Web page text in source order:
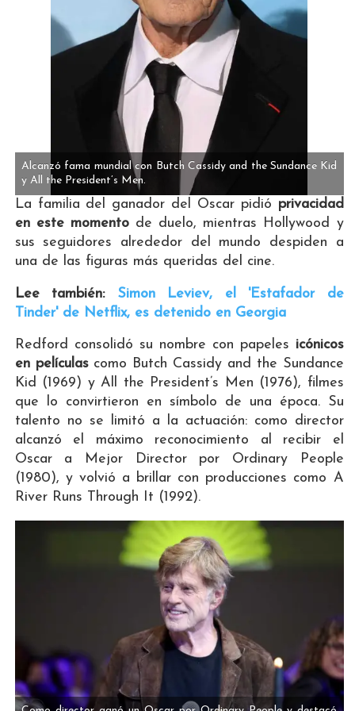
Alcanzó fama mundial con Butch Cassidy and the Sundance Kid
y All the President’s Men.
La familia del ganador del Oscar pidió privacidad
en este momento de duelo, mientras Hollywood y
sus seguidores alrededor del mundo despiden a
una de las figuras más queridas del cine.
Lee también: Simon Leviev, el 'Estafador de
Tinder' de Netflix, es detenido en Georgia
Redford consolidó su nombre con papeles icónicos
en películas como Butch Cassidy and the Sundance
Kid (1969) y All the President’s Men (1976), filmes
que lo convirtieron en símbolo de una época. Su
talento no se limitó a la actuación: como director
alcanzó el máximo reconocimiento al recibir el
Oscar a Mejor Director por Ordinary People
(1980), y volvió a brillar con producciones como A
River Runs Through It (1992).